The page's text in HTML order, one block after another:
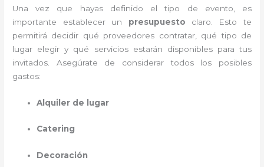
Una vez que hayas definido el tipo de evento, es
importante establecer un presupuesto claro. Esto te
permitirá decidir qué proveedores contratar, qué tipo de
lugar elegir y qué servicios estarán disponibles para tus
invitados. Asegúrate de considerar todos los posibles
gastos:
Alquiler de lugar
Catering
Decoración